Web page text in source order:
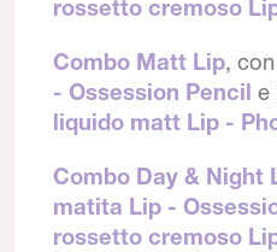
rossetto cremoso
Combo Matt Lip,
- Ossession Pencil e
liquido matt Lip -
Combo Day & Night
matita Lip -
rossetto cremoso